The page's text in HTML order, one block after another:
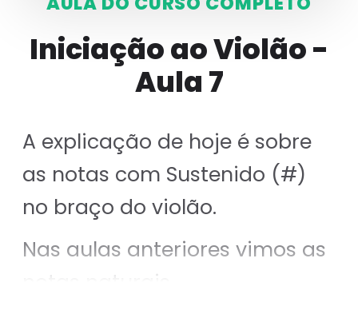
Iniciação ao Violão -
Aula 7
A explicação de hoje é sobre
as notas com Sustenido (#)
no braço do violão.
Nas aulas anteriores vimos as
notas naturais.